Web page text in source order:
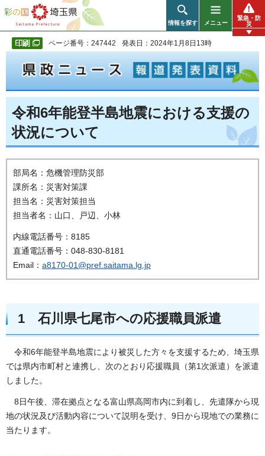
彩の国 埼玉県
情報を探す メニュー
緊急・防
災
ページ番号：247442 発表日：2024年1月8日13時
令和6年能登半島地震における支援の
状況について
部局名：危機管理防災部
課所名：災害対策課
担当名：災害対策担当
担当者名：山口、戸辺、小林
内線電話番号：8185
直通電話番号：048-830-8181
Email： a8170-01@pref.saitama.lg.jp
1 石川県七尾市への応援職員派遣
令和6年能登半島地震により被災した方々を支援するため、埼玉県
では県内市町村と連携し、次のとおり応援職員（第1次派遣）を派遣
しました。
8日午後、滞在拠点となる富山県高岡市内に到着し、先遣隊から現
地の状況及び活動内容について説明を受け、9日から現地での業務に
当たります。